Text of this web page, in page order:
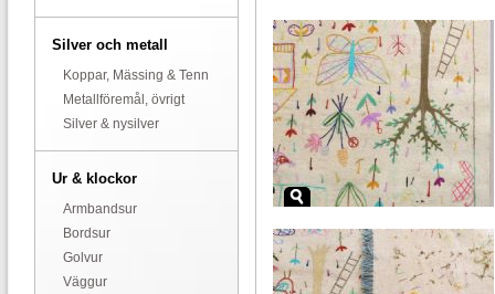
Silver och metall
Koppar, Mässing & Tenn
Metallföremål, övrigt
Silver & nysilver
Ur & klockor
Armbandsur
Bordsur
Golvur
Väggur